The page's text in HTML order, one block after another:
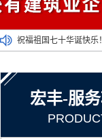
祝福祖国七十华诞快乐！
钢结构如何如期完成
带您领略钢结构工程的
大型钢结构出现的意义
宏丰-服